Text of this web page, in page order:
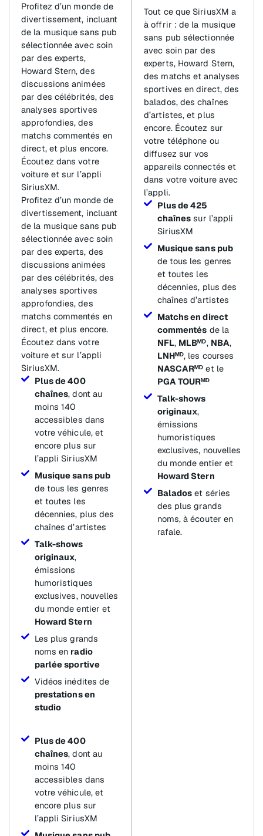
Profitez d’un monde de
divertissement, incluant
de la musique sans pub
sélectionnée avec soin
par des experts,
Howard Stern, des
discussions animées
par des célébrités, des
analyses sportives
approfondies, des
matchs commentés en
direct, et plus encore.
Écoutez dans votre
voiture et sur l’appli
SiriusXM.
Profitez d’un monde de
divertissement, incluant
de la musique sans pub
sélectionnée avec soin
par des experts, des
discussions animées
par des célébrités, des
analyses sportives
approfondies, des
matchs commentés en
direct, et plus encore.
Écoutez dans votre
voiture et sur l’appli
SiriusXM.
Plus de 400
chaînes, dont au
moins 140
accessibles dans
votre véhicule, et
encore plus sur
l’appli SiriusXM
Musique sans pub
de tous les genres
et toutes les
décennies, plus des
chaînes d’artistes
Talk-shows
originaux,
émissions
humoristiques
exclusives, nouvelles
du monde entier et
Howard Stern
Les plus grands
noms en radio
parlée sportive
Vidéos inédites de
prestations en
studio
Plus de 400
chaînes, dont au
moins 140
accessibles dans
votre véhicule, et
encore plus sur
l’appli SiriusXM
Tout ce que SiriusXM a
à offrir : de la musique
sans pub sélectionnée
avec soin par des
experts, Howard Stern,
des matchs et analyses
sportives en direct, des
balados, des chaînes
d’artistes, et plus
encore. Écoutez sur
votre téléphone ou
diffusez sur vos
appareils connectés et
dans votre voiture avec
l’appli.
Plus de 425
chaînes sur l’appli
SiriusXM
Musique sans pub
de tous les genres
et toutes les
décennies, plus des
chaînes d’artistes
Matchs en direct
commentés de la
NFL, MLBᴹᴰ, NBA,
LNHᴹᴰ, les courses
NASCARᴹᴰ et le
PGA TOURᴹᴰ
Talk-shows
originaux,
émissions
humoristiques
exclusives, nouvelles
du monde entier et
Howard Stern
Balados et séries
des plus grands
noms, à écouter en
rafale.